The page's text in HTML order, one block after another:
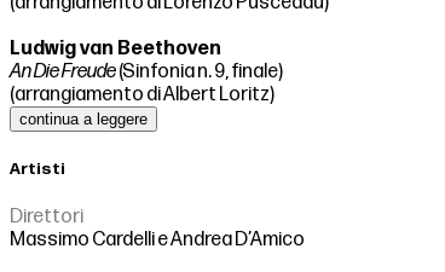
Ludwig van Beethoven
An Die Freude(Sinfonia n. 9, finale)
(arrangiamento di Albert Loritz)
continua a leggere
Artisti
Direttori
Massimo Cardelli e Andrea D’Amico